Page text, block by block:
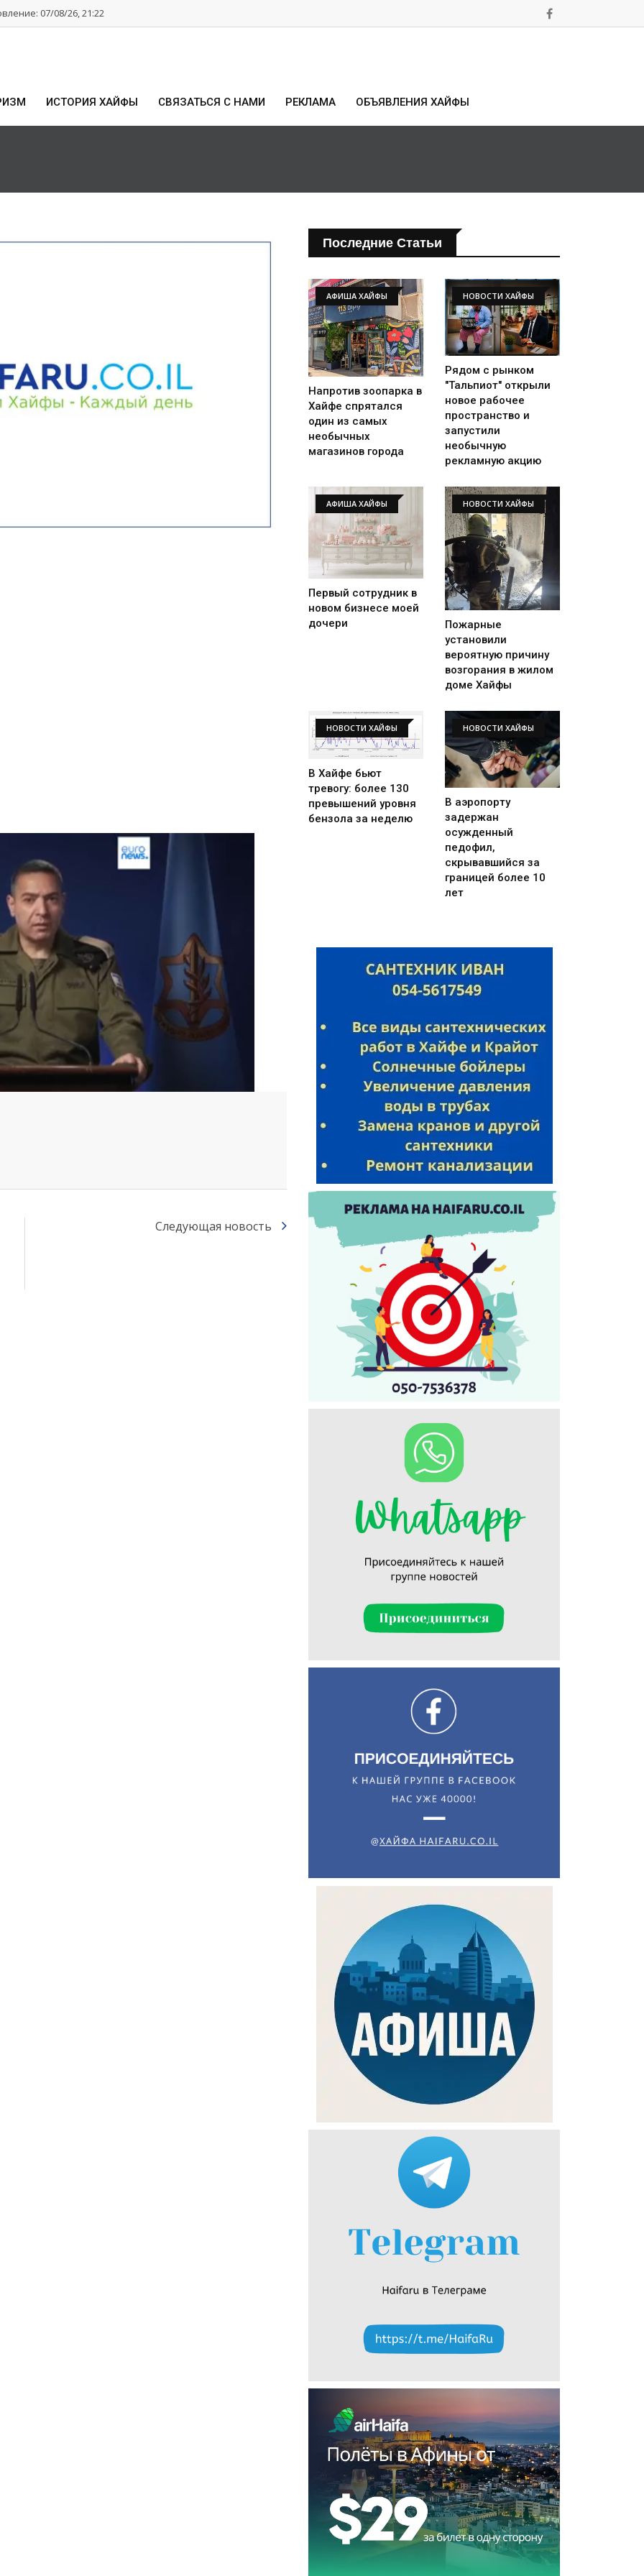
07/08/26, 21:22
ИСТОРИЯ ХАЙФЫ СВЯЗАТЬСЯ С НАМИ РЕКЛАМА ОБЪЯВЛЕНИЯ ХАЙФЫ
Искать
Следующая новость
Последние Статьи
АФИША ХАЙФЫ
Напротив зоопарка в
Хайфе спрятался
один из самых
необычных
магазинов города
НОВОСТИ ХАЙФЫ
Рядом с рынком
"Тальпиот" открыли
новое рабочее
пространство и
запустили
необычную
рекламную акцию
АФИША ХАЙФЫ
Первый сотрудник в
новом бизнесе моей
дочери
НОВОСТИ ХАЙФЫ
Пожарные
установили
вероятную причину
возгорания в жилом
доме Хайфы
НОВОСТИ ХАЙФЫ
В Хайфе бьют
тревогу: более 130
превышений уровня
бензола за неделю
НОВОСТИ ХАЙФЫ
В аэропорту
задержан
осужденный
педофил,
скрывавшийся за
границей более 10
лет